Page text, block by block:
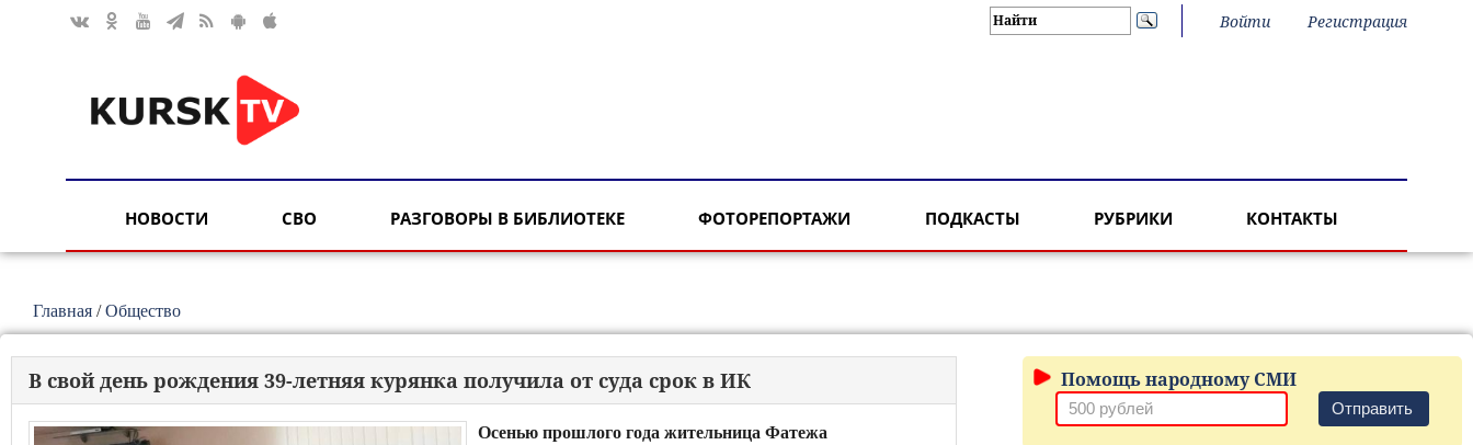
Войти Регистрация
НОВОСТИ СВО РАЗГОВОРЫ В БИБЛИОТЕКЕ ФОТОРЕПОРТАЖИ ПОДКАСТЫ РУБРИКИ КОНТАКТЫ
Главная /Общество
В свой день рождения 39-летняя курянка получила от суда срок в ИК
Осенью прошлого года жительница Фатежа
Помощь народному СМИ
Отправить